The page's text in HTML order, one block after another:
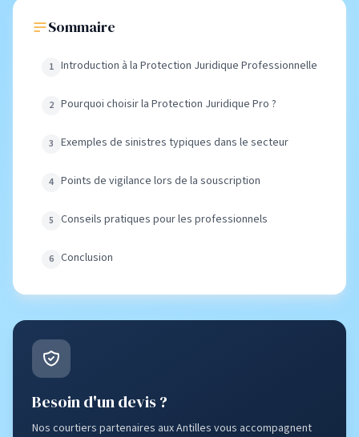
Sommaire
Introduction à la Protection Juridique Professionnelle
Pourquoi choisir la Protection Juridique Pro ?
Exemples de sinistres typiques dans le secteur
Points de vigilance lors de la souscription
Conseils pratiques pour les professionnels
Conclusion
Besoin d'un devis ?
Nos courtiers partenaires aux Antilles vous accompagnent